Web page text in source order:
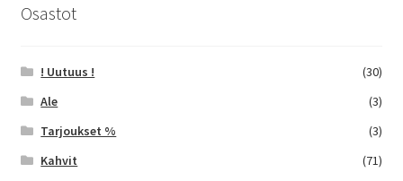
Osastot
! Uutuus !
(30)
Ale
(3)
Tarjoukset %
(3)
Kahvit
(71)